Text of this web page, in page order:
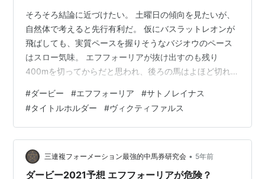
そろそろ結論に近づけたい。 土曜日の傾向を見たいが、
自然体で考えると先行有利だ。 仮にバスラットレオンが
飛ばしても、実質ペースを握りそうなバジオウのペース
はスロー気味。 エフフォーリアが抜け出すのも残り
400mを切ってからだと思われ、後ろの馬はよほど切れな
イナスをおいて他にはいない。 見た目のインパクトが絶
大なのは、サトノレイナスとエフフォーリア。この２頭
が単純に強いのではないか。 タイトルホルダーが３着以
内に粘りそうだが、穴はヴィクティファルス。 共同通信
杯でエフフォーリアを追いかけ、突き放されながらもシ
ャフリヤールやステラヴェローチェの追…
#ダービー #エフフォーリア #サトノレイナス
#タイトルホルダー #ヴィクティファルス
三連複フォーメーション最強的中馬券研究会 • 5年前
ダービー2021予想 エフフォーリアが危険？